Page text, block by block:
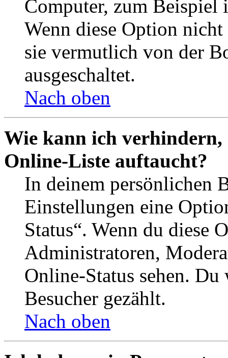
Computer, zum Beispiel
Wenn diese Option
sie vermutlich von der
ausgeschaltet.
Nach oben
Wie kann ich verhindern,
Online-Liste auftaucht?
In deinem persönlichen
Einstellungen eine
Status“. Wenn du diese
Administratoren,
Online-Status sehen.
Besucher gezählt.
Nach oben